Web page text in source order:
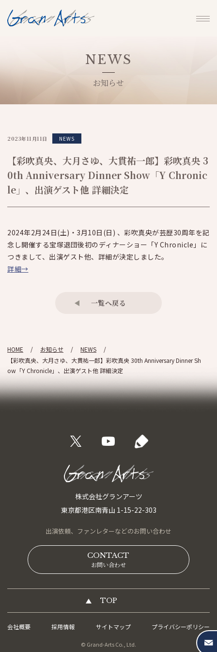
NEWS
お知らせ
2023年11月11日 NEWS
【彩吹真央、大月さゆ、大貫祐一郎】彩吹真央 3
0th Anniversary Dinner Show「Y Chronic
le」、出演ゲスト他 詳細決定
2024年2月24日(土)・3月10日(日) 、彩吹真央が芸歴30周年を記
念し開催する宝塚退団後初のディナーショー「Y Chronicle」に
つきまして、出演ゲスト他、詳細が決定しました。
詳細→
一覧へ戻る
HOME お知らせ
NEWS
【彩吹真央、大月さゆ、大貫祐一郎】彩吹真央 30th Anniversary Dinner Sh
ow「Y Chronicle」、出演ゲスト他 詳細決定
株式会社グランアーツ
東京都港区南青山 1-15-22-303
出演依頼、 ファンレターなどのお問い合わせ
CONTACT
お問い合わせ
TOP
会社概要 採用情報 サイトマップ プライバシーポリシー
© Grand-Arts Co., Ltd.